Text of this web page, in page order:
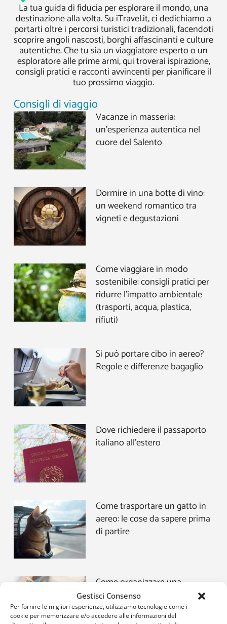
Gestisci Consenso
Per fornire le migliori esperienze, utilizziamo tecnologie come i
cookie per memorizzare e/o accedere alle informazioni del
La tua guida di fiducia per esplorare il mondo, una
destinazione alla volta. Su iTravel.it, ci dedichiamo a
portarti oltre i percorsi turistici tradizionali, facendoti
scoprire angoli nascosti, borghi affascinanti e culture
autentiche. Che tu sia un viaggiatore esperto o un
esploratore alle prime armi, qui troverai ispirazione,
consigli pratici e racconti avvincenti per pianificare il
tuo prossimo viaggio.
Consigli di viaggio
Vacanze in masseria:
un’esperienza autentica nel
cuore del Salento
Dormire in una botte di vino:
un weekend romantico tra
vigneti e degustazioni
Come viaggiare in modo
sostenibile: consigli pratici per
ridurre l’impatto ambientale
(trasporti, acqua, plastica,
rifiuti)
Si può portare cibo in aereo?
Regole e differenze bagaglio
Dove richiedere il passaporto
italiano all’estero
Come trasportare un gatto in
aereo: le cose da sapere prima
di partire
Come organizzare una
vacanza low cost